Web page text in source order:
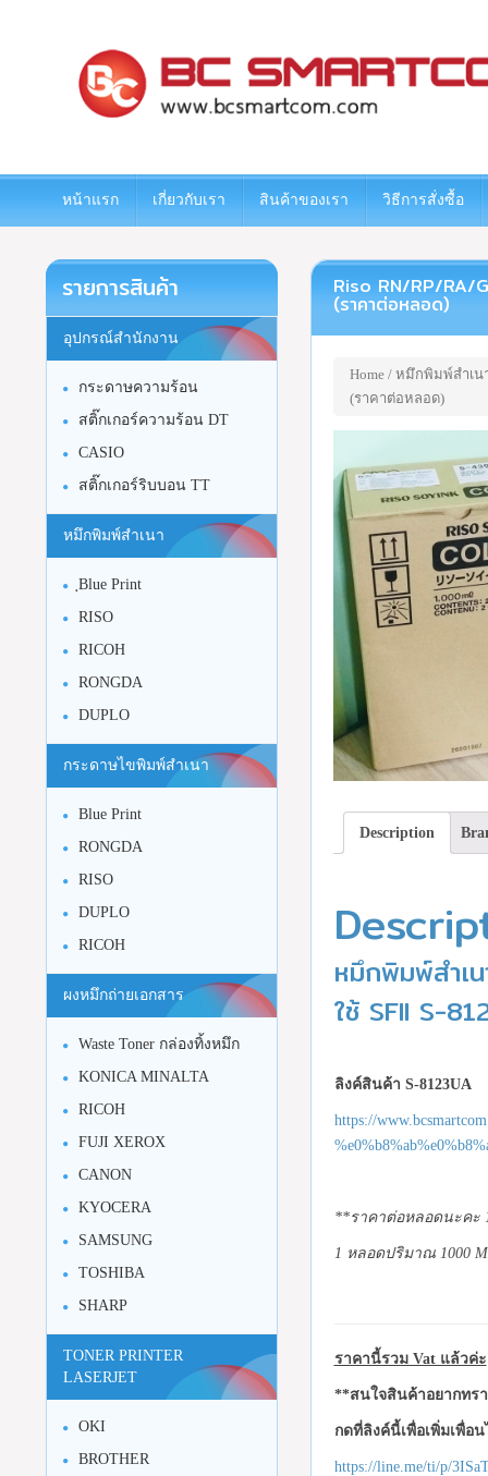
หน้าแรก เกี่ยวกับเรา สินค้าของเรา วิธีการสั่งซื้อ
Riso RN/RP/RA/
(ราคาต่อหลอด)
Home/ หมึกพิมพ์สำเน
(ราคาต่อหลอด)
Description
หมึกพิมพ์สำเ
ใช้ SFII S-
ลิงค์สินค้า S-8123UA
https://
**ราคาต่อหลอดนะคะ
1 หลอดปริมาณ 1000
ราคานี้รวม Vat แล้วค่ะ
**สนใจสินค้าอยากทร
กดที่ลิงค์นี้เพื่อเพิ่มเพื่อ
https://line.me/ti/p/
รายการสินค้า
อุปกรณ์สำนักงาน
กระดาษความร้อน
สติ๊กเกอร์ความร้อน DT
CASIO
สติ๊กเกอร์ริบบอน TT
หมึกพิมพ์สำเนา
ฺBlue Print
RISO
RICOH
RONGDA
DUPLO
กระดาษไขพิมพ์สำเนา
Blue Print
RONGDA
RISO
DUPLO
RICOH
ผงหมึกถ่ายเอกสาร
Waste Toner กล่องทิ้งหมึก
KONICA MINALTA
RICOH
FUJI XEROX
CANON
KYOCERA
SAMSUNG
TOSHIBA
SHARP
TONER PRINTER
LASERJET
OKI
BROTHER